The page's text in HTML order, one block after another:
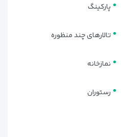
پارکینگ
تالارهای چند منظوره
نمازخانه
رستوران